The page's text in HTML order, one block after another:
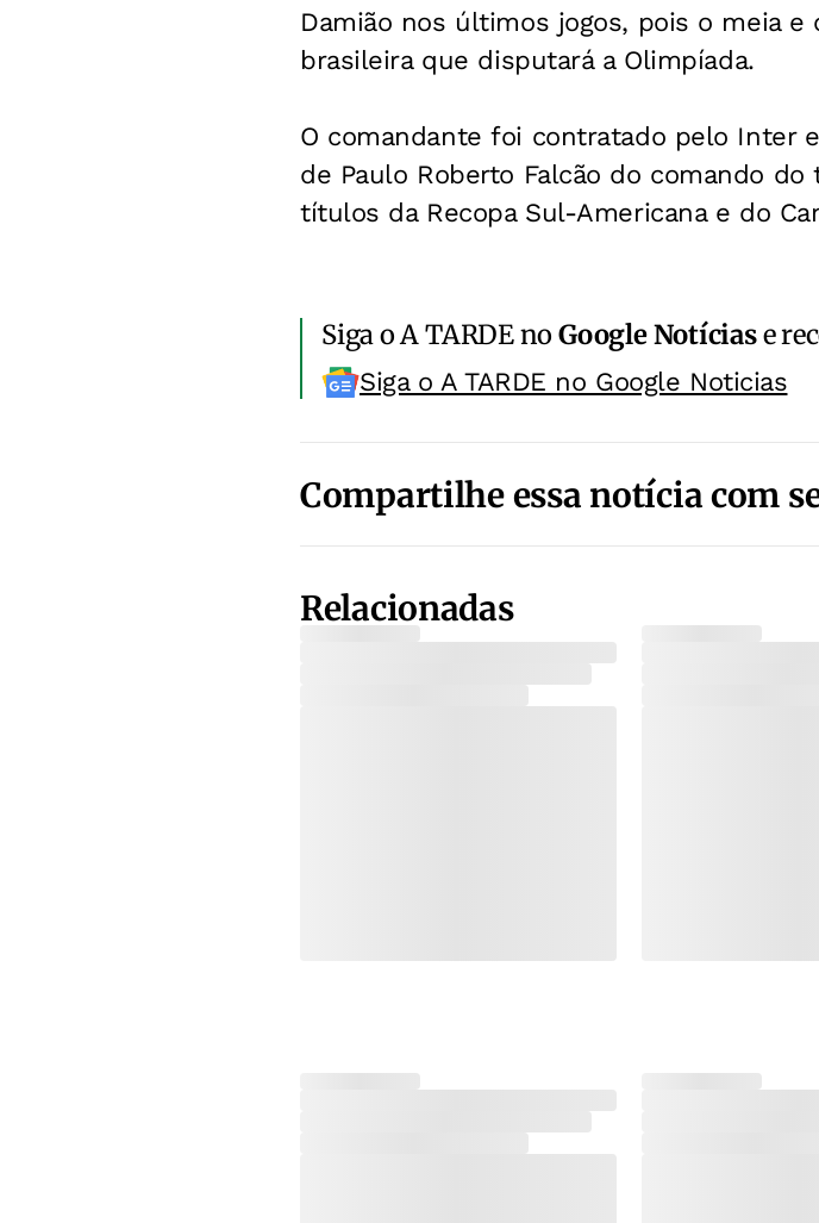
Damião nos últimos jogos, pois o meia
brasileira que disputará a Olimpíada.
O comandante foi contratado pelo Inter
de Paulo Roberto Falcão do comando
títulos da Recopa Sul-Americana e do
Siga o A TARDE noGoogle Notíciase
Siga o A TARDE no Google Noticias
Compartilhe essa notícia com
Relacionadas